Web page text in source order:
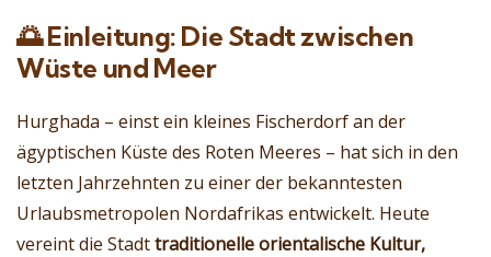
🌅Einleitung: Die Stadt zwischen
Wüste und Meer
Hurghada – einst ein kleines Fischerdorf an der
ägyptischen Küste des Roten Meeres – hat sich in den
letzten Jahrzehnten zu einer der bekanntesten
Urlaubsmetropolen Nordafrikas entwickelt. Heute
vereint die Stadttraditionelle orientalische Kultur,